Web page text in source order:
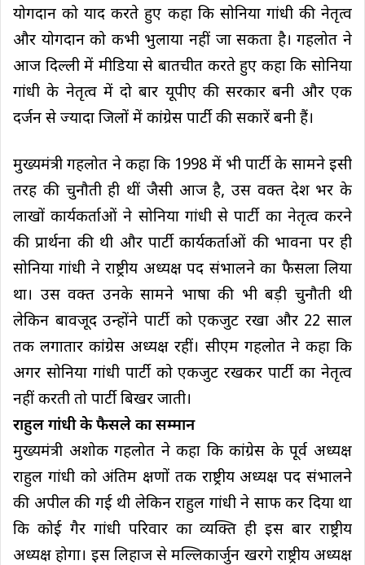
योगदान को याद करते हुए कहा कि सोनिया गांधी की नेतृत्व
और योगदान को कभी भुलाया नहीं जा सकता है। गहलोत ने
आज दिल्ली में मीडिया से बातचीत करते हुए कहा कि सोनिया
गांधी के नेतृत्व में दो बार यूपीए की सरकार बनी और एक
दर्जन से ज्यादा जिलों में कांग्रेस पार्टी की सकारें बनी हैं।
मुख्यमंत्री गहलोत ने कहा कि 1998 में भी पार्टी के सामने इसी
तरह की चुनौती ही थीं जैसी आज है, उस वक्त देश भर के
लाखों कार्यकर्ताओं ने सोनिया गांधी से पार्टी का नेतृत्व करने
की प्रार्थना की थी और पार्टी कार्यकर्ताओं की भावना पर ही
सोनिया गांधी ने राष्ट्रीय अध्यक्ष पद संभालने का फैसला लिया
था। उस वक्त उनके सामने भाषा की भी बड़ी चुनौती थी
लेकिन बावजूद उन्होंने पार्टी को एकजुट रखा और 22 साल
तक लगातार कांग्रेस अध्यक्ष रहीं। सीएम गहलोत ने कहा कि
अगर सोनिया गांधी पार्टी को एकजुट रखकर पार्टी का नेतृत्व
नहीं करती तो पार्टी बिखर जाती।
राहुल गांधी के फैसले का सम्मान
मुख्यमंत्री अशोक गहलोत ने कहा कि कांग्रेस के पूर्व अध्यक्ष
राहुल गांधी को अंतिम क्षणों तक राष्ट्रीय अध्यक्ष पद संभालने
की अपील की गई थी लेकिन राहुल गांधी ने साफ कर दिया था
कि कोई गैर गांधी परिवार का व्यक्ति ही इस बार राष्ट्रीय
अध्यक्ष होगा। इस लिहाज से मल्लिकार्जुन खरगे राष्ट्रीय अध्यक्ष